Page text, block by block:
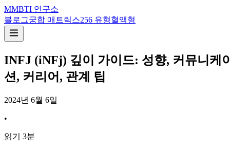
MMBTI 연구소
블로그궁합 매트릭스256 유형혈액형
INFJ (iNFj) 깊이 가이드: 성향, 커뮤니케
션, 커리어, 관계 팁
2024년 6월 6일
•
읽기 3분